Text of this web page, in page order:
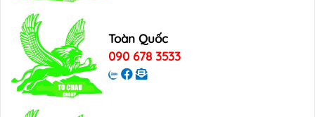
Toàn Quốc
090 678 3533